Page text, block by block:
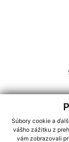
Súbory cookie a
vášho zážitku z
vám zobrazovali